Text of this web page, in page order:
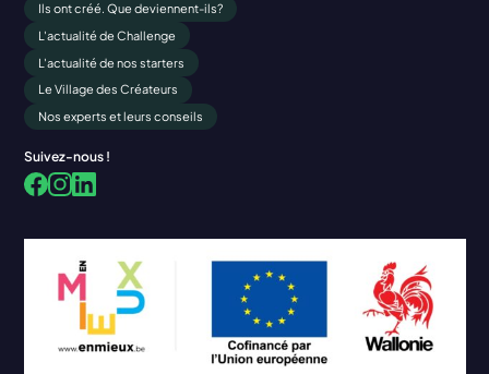
Ils ont créé. Que deviennent-ils?
L'actualité de Challenge
L'actualité de nos starters
Le Village des Créateurs
Nos experts et leurs conseils
Suivez-nous !